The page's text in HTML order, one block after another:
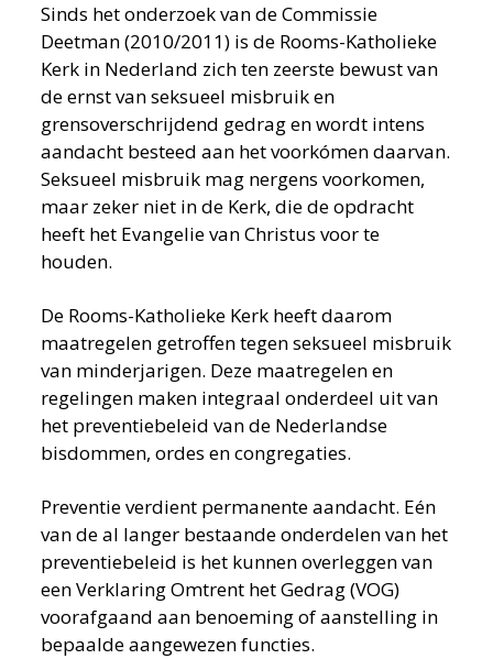
Sinds het onderzoek van de Commissie
Deetman (2010/2011) is de Rooms-Katholieke
Kerk in Nederland zich ten zeerste bewust van
de ernst van seksueel misbruik en
grensoverschrijdend gedrag en wordt intens
aandacht besteed aan het voorkómen daarvan.
Seksueel misbruik mag nergens voorkomen,
maar zeker niet in de Kerk, die de opdracht
heeft het Evangelie van Christus voor te
houden.
De Rooms-Katholieke Kerk heeft daarom
maatregelen getroffen tegen seksueel misbruik
van minderjarigen. Deze maatregelen en
regelingen maken integraal onderdeel uit van
het preventiebeleid van de Nederlandse
bisdommen, ordes en congregaties.
Preventie verdient permanente aandacht. Eén
van de al langer bestaande onderdelen van het
preventiebeleid is het kunnen overleggen van
een Verklaring Omtrent het Gedrag (VOG)
voorafgaand aan benoeming of aanstelling in
bepaalde aangewezen functies.